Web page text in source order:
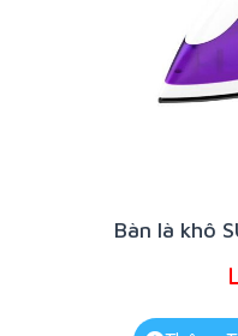
Bàn là khô